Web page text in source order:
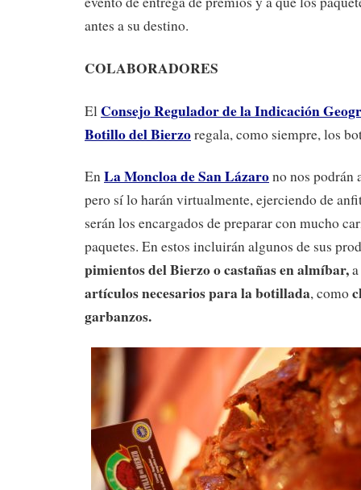
antes a su destino.
COLABORADORES
El Consejo Regulador de la Indicación
Botillo del Bierzoregala, como siempre, los
EnLa Moncloa de San Lázarono nos podrán
pero sí lo harán virtualmente, ejerciendo de
serán los encargados de preparar con mucho
paquetes. En estos incluirán algunos de sus
pimientos del Bierzo o castañas en almíbar,
artículos necesarios para la botillada, como
garbanzos.